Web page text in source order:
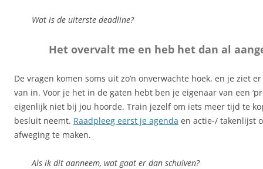
Wat is de uiterste deadline?
Het overvalt me en heb het dan al
De vragen komen soms uit zo’n onverwachte hoek, en je ziet
van in. Voor je het in de gaten hebt ben je eigenaar van een
eigenlijk niet bij jou hoorde. Train jezelf om iets meer tijd te
besluit neemt. Raadpleeg eerst je agenda en actie-/ takenlijst
afweging te maken.
Als ik dit aanneem, wat gaat er dan schuiven?